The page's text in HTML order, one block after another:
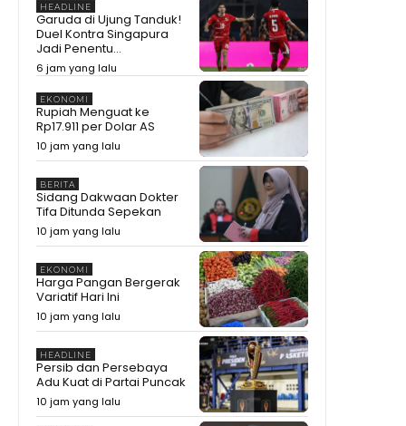
HEADLINE
Garuda di Ujung Tanduk!
Duel Kontra Singapura
Jadi Penentu...
6 jam yang lalu
EKONOMI
Rupiah Menguat ke
Rp17.911 per Dolar AS
10 jam yang lalu
BERITA
Sidang Dakwaan Dokter
Tifa Ditunda Sepekan
10 jam yang lalu
EKONOMI
Harga Pangan Bergerak
Variatif Hari Ini
10 jam yang lalu
HEADLINE
Persib dan Persebaya
Adu Kuat di Partai Puncak
10 jam yang lalu